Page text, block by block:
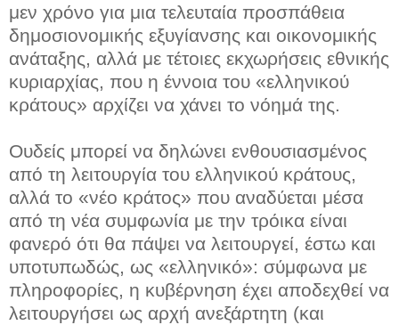
μεν χρόνο για μια τελευταία προσπάθεια
δημοσιονομικής εξυγίανσης και οικονομικής
ανάταξης, αλλά με τέτοιες εκχωρήσεις εθνικής
κυριαρχίας, που η έννοια του «ελληνικού
κράτους» αρχίζει να χάνει το νόημά της.
Ουδείς μπορεί να δηλώνει ενθουσιασμένος
από τη λειτουργία του ελληνικού κράτους,
αλλά το «νέο κράτος» που αναδύεται μέσα
από τη νέα συμφωνία με την τρόικα είναι
φανερό ότι θα πάψει να λειτουργεί, έστω και
υποτυπωδώς, ως «ελληνικό»: σύμφωνα με
πληροφορίες, η κυβέρνηση έχει αποδεχθεί να
λειτουργήσει ως αρχή ανεξάρτητη (και